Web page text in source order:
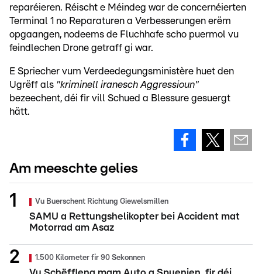
reparéieren. Réischt e Méindeg war de concernéierten
Terminal 1 no Reparaturen a Verbesserungen erëm
opgaangen, nodeems de Fluchhafe scho puermol vu
feindlechen Drone getraff gi war.
E Spriecher vum Verdeedegungsministère huet den
Ugrëff als "kriminell iranesch Aggressioun"
bezeechent, déi fir vill Schued a Blessure gesuergt
hätt.
Am meeschte gelies
Vu Buerschent Richtung Giewelsmillen
SAMU a Rettungshelikopter bei Accident mat
Motorrad am Asaz
1.500 Kilometer fir 90 Sekonnen